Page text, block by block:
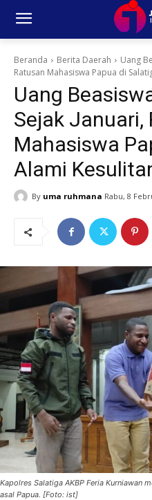
Beranda Berita Daerah
Uang
Ratusan Mahasiswa Papua di
Uang
Sejak Januari,
Mahasiswa
Alami
By uma ruhmana Rabu, 8
Kapolres Salatiga AKBP Feria Kurniawan
asal Papua. [Foto: ist]